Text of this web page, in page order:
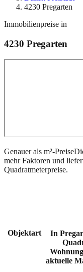
4230 Pregarten
Immobilienpreise in
4230 Pregarten
Genauer als m²-Preise
mehr Faktoren und
Quadratmeterpreise.
Objektart
In
aktuelle